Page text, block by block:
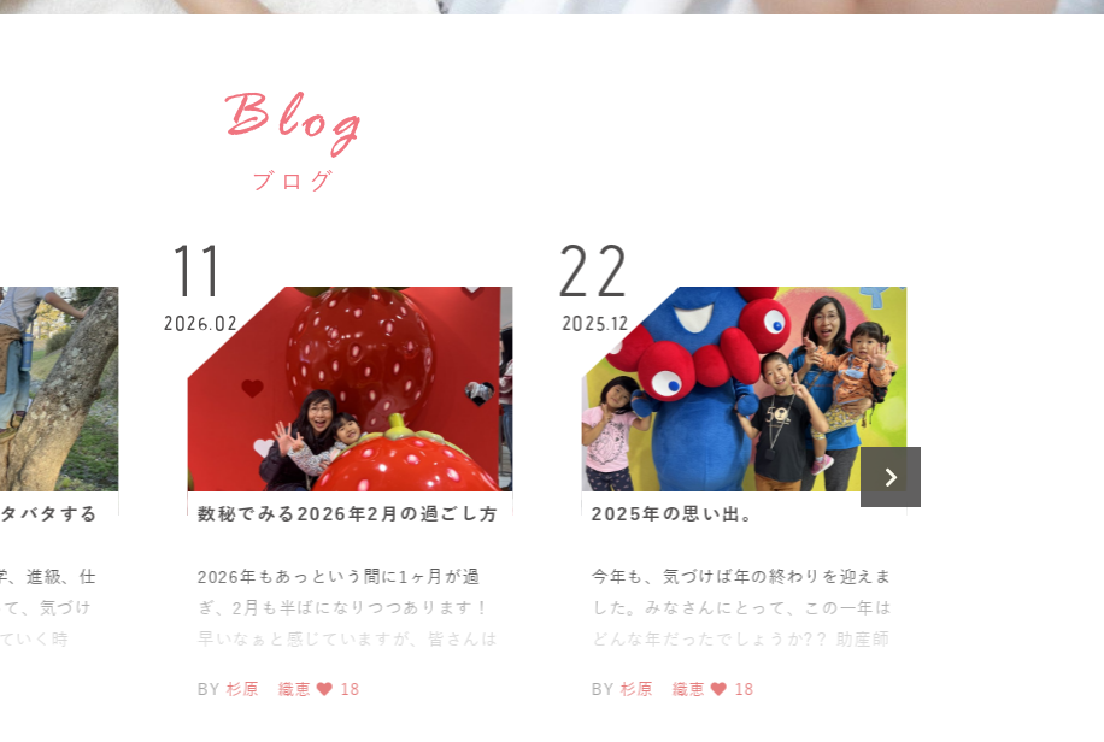
Blog
ブログ
11
2026.02
数秘でみる2026年2月の過ごし方
2026年もあっという間に1ヶ月が過
ぎ、2月も半ばになりつつあります！
早いなぁと感じていますが、皆さんは
杉原 織恵 18
22
2025.12
2025年の思い出。
今年も、気づけば年の終わりを迎えま
した。みなさんにとって、この一年は
どんな年だったでしょうか?？ 助産師
杉原 織恵 18
02
2025.10
10月の過ごし方と心